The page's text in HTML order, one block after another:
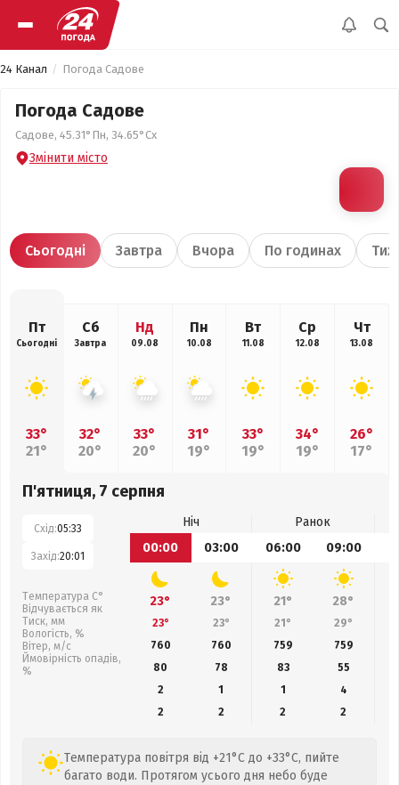
24 Канал Погода Садове
Погода Садове
Садове, 45.31°Пн, 34.65°Сх
Змінити місто
Сьогодні Завтра Вчора По годинах
Пт
Сьогодні
33°
21°
Сб
Завтра
32°
20°
Нд
09.08
33°
20°
Пн
10.08
31°
19°
Вт
11.08
33°
19°
Ср
12.08
34°
19°
Чт
13.08
26°
17°
П'ятниця, 7 серпня
Схід:05:33
Захід:20:01
Температура С°
Відчувається як
Тиск, мм
Вологість, %
Вітер, м/с
Ймовірність опадів,
%
Ніч
Ранок
00:00
03:00 06:00 09:00
23° 23° 21° 28°
23° 23° 21° 29°
760
760 759 759
80
78 83 55
2
1 1
4
2
2 2 2
Температура повітря від +21°C до +33°C, пийте
багато води. Протягом усього дня небо буде